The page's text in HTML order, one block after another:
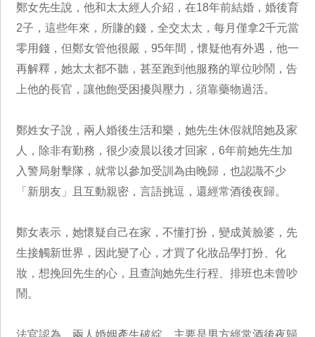
鄭女先生說，他和太太經人介紹，在18年前結婚，婚後育
2子，這些年來，所賺的錢，全交太太，每月僅拿2千元當
零用錢，但鄭女管他很嚴，95年間，懷疑他有外遇，他一
再解釋，她太太都不聽，甚至跑到他服務的單位吵鬧，告
上他的長官，讓他飽受困擾與壓力，須靠藥物過活。
鄭姓女子說，兩人婚後生活和樂，她先生休假就陪她及家
人，除非有勤務，很少凌晨以後才回家，6年前她先生加
入警局射擊隊，就常以參加受訓為由晚歸，也認識不少
「新朋友」且互動親密，言語挑逗，還經常酒後夜歸。
鄭女表示，她懷疑自己在家，不懂打扮，變成黃臉婆，先
生接觸新世界，因此變了心，才買了化妝品學打扮、化
妝，想挽回先生的心，且查詢她先生行程、排班也未曾吵
鬧。